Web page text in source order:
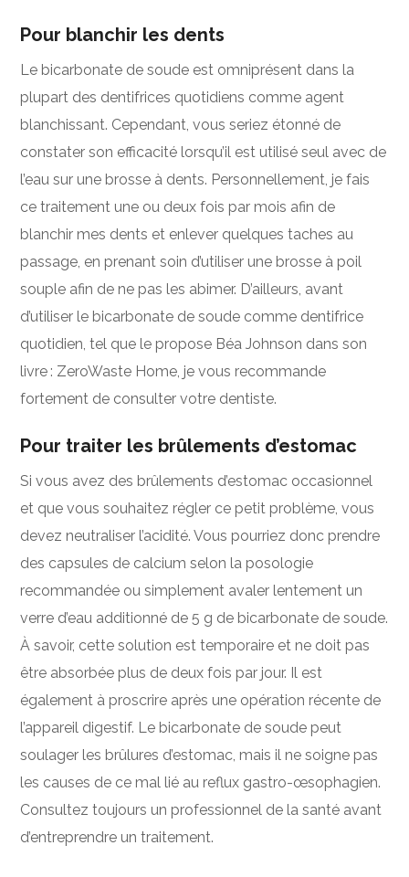
Pour blanchir les dents
Le bicarbonate de soude est omniprésent dans la
plupart des dentifrices quotidiens comme agent
blanchissant. Cependant, vous seriez étonné de
constater son efficacité lorsqu’il est utilisé seul avec de
l’eau sur une brosse à dents. Personnellement, je fais
ce traitement une ou deux fois par mois afin de
blanchir mes dents et enlever quelques taches au
passage, en prenant soin d’utiliser une brosse à poil
souple afin de ne pas les abimer. D’ailleurs, avant
d’utiliser le bicarbonate de soude comme dentifrice
quotidien, tel que le propose Béa Johnson dans son
livre : ZeroWaste Home, je vous recommande
fortement de consulter votre dentiste.
Pour traiter les brûlements d’estomac
Si vous avez des brûlements d’estomac occasionnel
et que vous souhaitez régler ce petit problème, vous
devez neutraliser l’acidité. Vous pourriez donc prendre
des capsules de calcium selon la posologie
recommandée ou simplement avaler lentement un
verre d’eau additionné de 5 g de bicarbonate de soude.
À savoir, cette solution est temporaire et ne doit pas
être absorbée plus de deux fois par jour. Il est
également à proscrire après une opération récente de
l’appareil digestif. Le bicarbonate de soude peut
soulager les brûlures d’estomac, mais il ne soigne pas
les causes de ce mal lié au reflux gastro-œsophagien.
Consultez toujours un professionnel de la santé avant
d’entreprendre un traitement.